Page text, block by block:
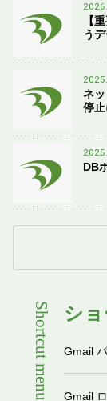
【
う
ネ
停
DB
Shortcut menu シ
Gmail
Gmail